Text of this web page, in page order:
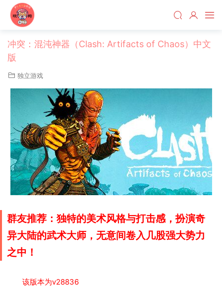
冲突：混沌神器（Clash: Artifacts of Chaos）中文
版
独立游戏
群友推荐：独特的美术风格与打击感， 扮演奇
异大陆的武术大师，无意间卷入几股强大势力
之中！
该版本为v28836